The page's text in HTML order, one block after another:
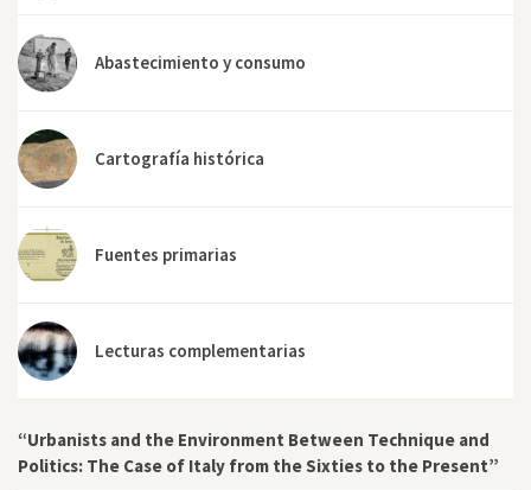
Abastecimiento y consumo
Cartografía histórica
Fuentes primarias
Lecturas complementarias
“Urbanists and the Environment Between Technique and
Politics: The Case of Italy from the Sixties to the Present”